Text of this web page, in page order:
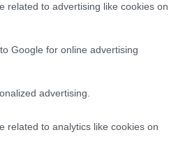
related to advertising like cookies on
Google for online advertising
advertising.
related to analytics like cookies on